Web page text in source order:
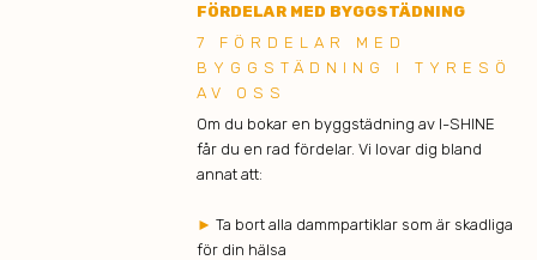
FÖRDELAR MED BYGGSTÄDNING
7 FÖRDELAR MED
BYGGSTÄDNING I TYRESÖ
AV OSS
Om du bokar en byggstädning av I-SHINE
får du en rad fördelar. Vi lovar dig bland
annat att:
►Ta bort alla dammpartiklar som är skadliga
för din hälsa